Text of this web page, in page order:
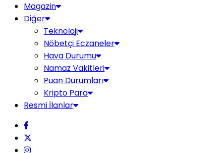
Magazin
Diğer
Teknoloji
Nöbetçi Eczaneler
Hava Durumu
Namaz Vakitleri
Puan Durumları
Kripto Para
Resmi İlanlar